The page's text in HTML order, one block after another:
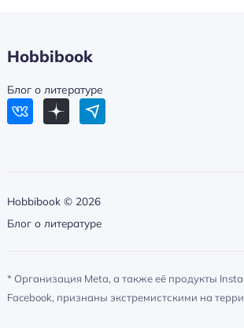
Hobbibook
Блог о литературе
Hobbibook © 2026
Блог о литературе
* Организация Meta, а также её продукты
Facebook, признаны экстремистскими на